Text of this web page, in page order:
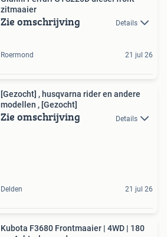
zitmaaier
Zie omschrijving Details
Roermond 21 jul 26
[Gezocht] , husqvarna rider en andere
modellen , [Gezocht]
Zie omschrijving Details
Delden 21 jul 26
Kubota F3680 Frontmaaier | 4WD | 180